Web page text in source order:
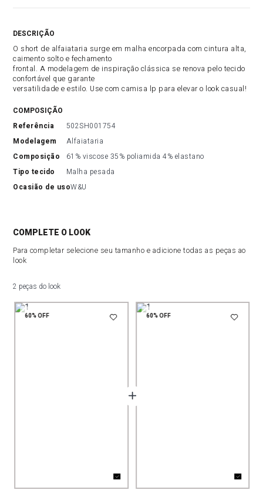
O short de alfaiataria surge em malha encorpada com cintura alta,
caimento solto e fechamento
frontal. A modelagem de inspiração clássica se renova pelo tecido
confortável que garante
versatilidade e estilo. Use com camisa lp para elevar o look casual!
COMPOSIÇÃO
referência
502SH001754
modelagem
Alfaiataria
composição
61% viscose 35% poliamida 4% elastano
tipo tecido
Malha pesada
ocasião de usoW&U
COMPLETE O LOOK
Para completar selecione seu tamanho e adicione todas as peças ao
look
2 peças do look
60%OFF 60%OFF